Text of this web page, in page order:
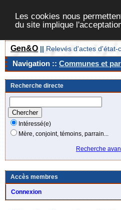
Les cookies nous
du site implique
Gen&O || Relevés d'actes d'état-
Navigation :: Communes et
Recherche directe
Intéressé(e)
Mère, conjoint, témoins, parrain...
Recherche
Accès membres
Connexion